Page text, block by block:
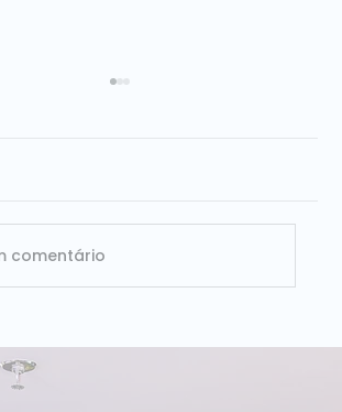
Lens Databricks Brasil 2026:
é líder nos dois quadrantes
comentário